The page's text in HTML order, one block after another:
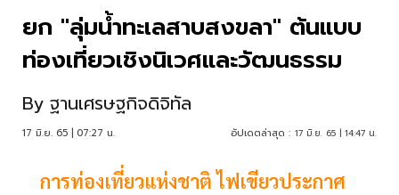
ยก "ลุ่มน้ำทะเลสาบสงขลา" ต้นแบบ
ท่องเที่ยวเชิงนิเวศและวัฒนธรรม
By ฐานเศรษฐกิจดิจิทัล
17 มิ.ย. 65 | 07:27 น. อัปเดตล่าสุด : 17 มิ.ย. 65 | 14:47 น.
การท่องเที่ยวแห่งชาติ ไฟเขียวประกาศ